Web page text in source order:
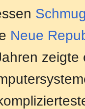
Neue
zeigte